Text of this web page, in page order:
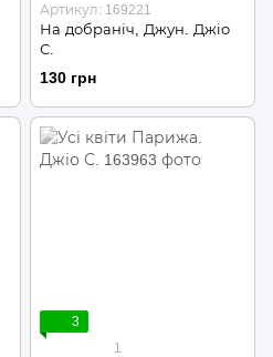
Артикул: 169221
На добраніч, Джун. Джіо
С.
130 грн
3
1